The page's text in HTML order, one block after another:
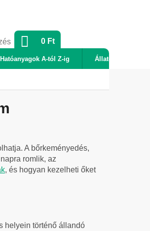
KOSÁR
0 Ft
Hatóanyagok A-tól Z-ig Állatok
A bőrkeményedés,
romlik, az
, és hogyan kezelheti őket
helyein történő állandó